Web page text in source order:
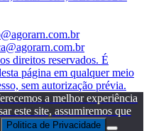
direitos reservados. É
página em qualquer meio
sem autorização prévia.
a melhor experiência
este site, assumiremos que
Politica de Privacidade